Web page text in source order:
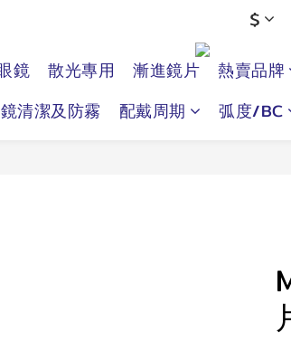
$
鏡 散光專用 漸進鏡片 熱賣品牌
清潔及防霧
配戴周期 弧度/BC